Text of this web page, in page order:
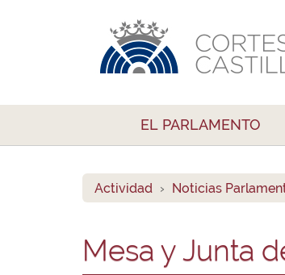
EL PARLAMENTO
Actividad Noticias
Mesa y Junta